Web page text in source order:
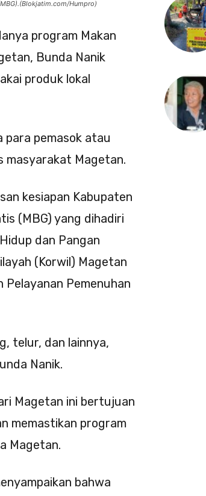
Humpro)
program Makan
Bunda Nanik
produk lokal
para pemasok atau
masyarakat Magetan.
kesiapan Kabupaten
(MBG) yang dihadiri
dan Pangan
(Korwil) Magetan
Pelayanan Pemenuhan
telur, dan lainnya,
Nanik.
Magetan ini bertujuan
memastikan program
Magetan.
bahwa